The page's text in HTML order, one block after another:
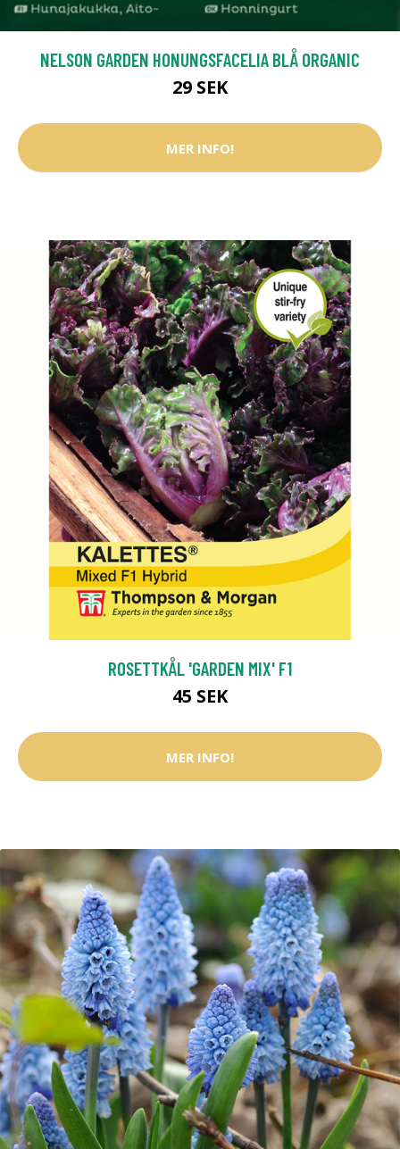
NELSON GARDEN HONUNGSFACELIA BLÅ ORGANIC
29 SEK
MER INFO!
ROSETTKÅL 'GARDEN MIX' F1
45 SEK
MER INFO!